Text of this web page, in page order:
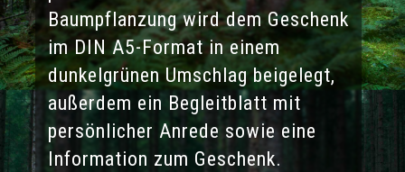
Baumpflanzung wird dem Geschenk
im DIN A5-Format in einem
dunkelgrünen Umschlag beigelegt,
außerdem ein Begleitblatt mit
persönlicher Anrede sowie eine
Information zum Geschenk.